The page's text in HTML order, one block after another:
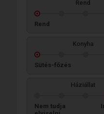
Rend
Rend
Konyha
Sütés-főzés
Háziállat
Nem tudja